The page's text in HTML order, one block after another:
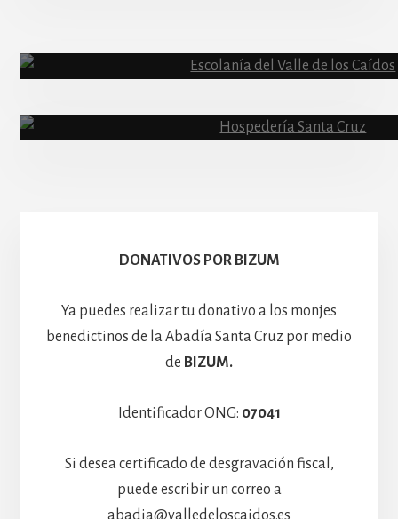
Hospedería
DONATIVOS POR BIZUM
Ya puedes realizar tu donativo a los monjes
benedictinos de la Abadía Santa Cruz por medio
de BIZUM.
Identificador ONG: 07041
Si desea certificado de desgravación fiscal,
puede escribir un correo a
abadia@valledeloscaidos.es